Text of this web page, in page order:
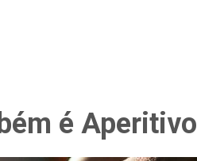
é Aperitivo